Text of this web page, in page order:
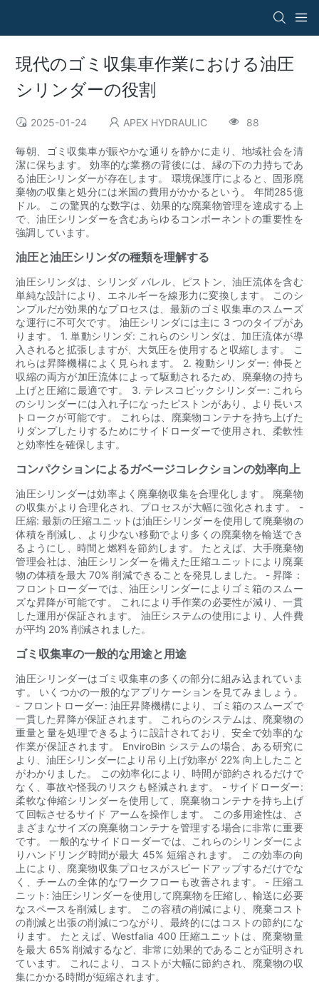
現代のゴミ収集車作業における油圧
シリンダーの役割
2025-01-24 APEX HYDRAULIC 88
毎朝、ゴミ収集車が賑やかな通りを静かに走り、地域社会を清
潔に保ちます。 効率的な業務の背後には、縁の下の力持ちであ
る油圧シリンダーが存在します。 環境保護庁によると、固形廃
棄物の収集と処分には米国の費用がかかるという。 年間285億
ドル。 この驚異的な数字は、効果的な廃棄物管理を達成する上
で、油圧シリンダーを含むあらゆるコンポーネントの重要性を
強調しています。
油圧と油圧シリンダの種類を理解する
油圧シリンダは、シリンダ バレル、ピストン、油圧流体を含む
単純な設計により、エネルギーを線形力に変換します。 このシ
ンプルだが効果的なプロセスは、最新のゴミ収集車のスムーズ
な運行に不可欠です。 油圧シリンダには主に 3 つのタイプがあ
ります。 1. 単動シリンダ: これらのシリンダは、加圧流体が導
入されると拡張しますが、大気圧を使用すると収縮します。 こ
れらは昇降機構によく見られます。 2. 複動シリンダー: 伸長と
収縮の両方が加圧流体によって駆動されるため、廃棄物の持ち
上げと圧縮に最適です。 3. テレスコピックシリンダー: これら
のシリンダーには入れ子になったピストンがあり、より長いス
トロークが可能です。 これらは、廃棄物コンテナを持ち上げた
りダンプしたりするためにサイドローダーで使用され、柔軟性
と効率性を確保します。
コンパクションによるガベージコレクションの効率向上
油圧シリンダーは効率よく廃棄物収集を合理化します。 廃棄物
の収集がより合理化され、プロセスが大幅に強化されます。 -
圧縮: 最新の圧縮ユニットは油圧シリンダーを使用して廃棄物の
体積を削減し、より少ない移動でより多くの廃棄物を輸送でき
るようにし、時間と燃料を節約します。 たとえば、大手廃棄物
管理会社は、油圧シリンダーを備えた圧縮ユニットにより廃棄
物の体積を最大 70% 削減できることを発見しました。 - 昇降：
フロントローダーでは、油圧シリンダーによりゴミ箱のスムー
ズな昇降が可能です。 これにより手作業の必要性が減り、一貫
した運用が保証されます。 油圧システムの使用により、人件費
が平均 20% 削減されました。
ゴミ収集車の一般的な用途と用途
油圧シリンダーはゴミ収集車の多くの部分に組み込まれていま
す。 いくつかの一般的なアプリケーションを見てみましょう。
- フロントローダー: 油圧昇降機構により、ゴミ箱のスムーズで
一貫した昇降が保証されます。 これらのシステムは、廃棄物の
重量と量を処理できるように設計されており、安全で効率的な
作業が保証されます。 EnviroBin システムの場合、ある研究に
より、油圧シリンダーにより吊り上げ効率が 22% 向上したこと
がわかりました。 この効率化により、時間が節約されるだけで
なく、事故や怪我のリスクも軽減されます。 - サイドローダー:
柔軟な伸縮シリンダーを使用して、廃棄物コンテナを持ち上げ
て回転させるサイド アームを操作します。 この多用途性は、さ
まざまなサイズの廃棄物コンテナを管理する場合に非常に重要
です。 一般的なサイドローダーでは、これらのシリンダーによ
りハンドリング時間が最大 45% 短縮されます。 この効率の向
上により、廃棄物収集プロセスがスピードアップするだけでな
く、チームの全体的なワークフローも改善されます。 - 圧縮ユ
ニット: 油圧シリンダーを使用して廃棄物を圧縮し、輸送に必要
なスペースを削減します。 この容積の削減により、廃棄コスト
の削減と出張の削減につながり、最終的にはコストの節約にな
ります。 たとえば、Westfalia 400 圧縮ユニットは、廃棄物量
を最大 65% 削減するなど、非常に効果的であることが証明され
ています。 これにより、コストが大幅に節約され、廃棄物の収
集にかかる時間が短縮されます。